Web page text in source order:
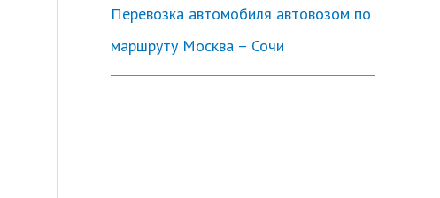
Перевозка автомобиля автовозом по
маршруту Москва – Сочи